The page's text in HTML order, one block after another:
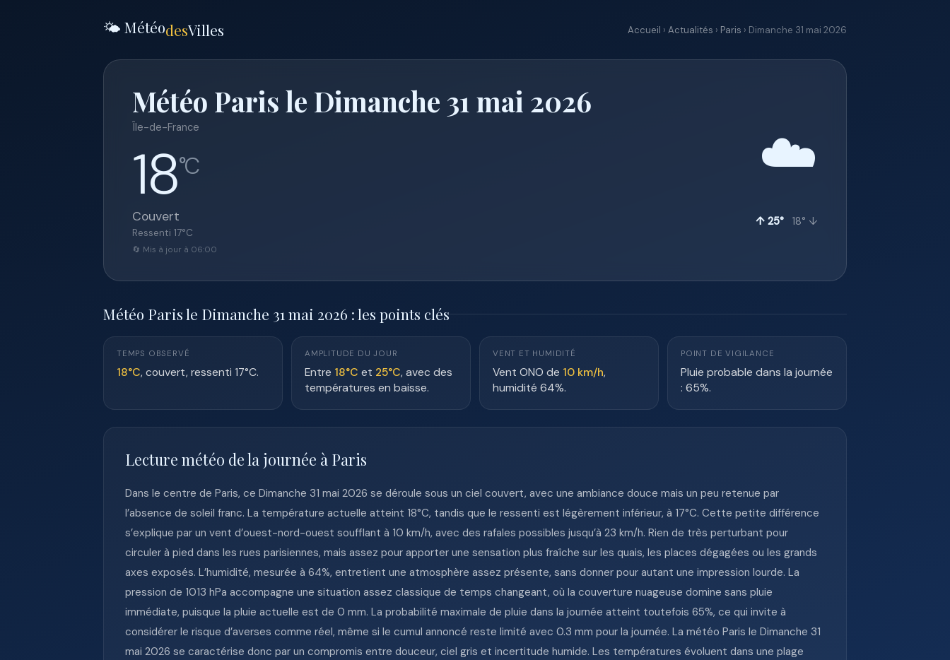
🌤️ MétéodesVilles Accueil › Actualités › Paris › Dimanche 31 mai 2026
Météo Paris le Dimanche 31 mai 2026
Île-de-France
18°C
Couvert
Ressenti 17°C
🔄 Mis à jour à 06:00
☁️
↑ 25° 18° ↓
Météo Paris le Dimanche 31 mai 2026 : les points clés
TEMPS OBSERVÉ
18°C, couvert, ressenti 17°C.
AMPLITUDE DU JOUR
Entre 18°C et 25°C, avec des
températures en baisse.
VENT ET HUMIDITÉ
Vent ONO de 10 km/h,
humidité 64%.
POINT DE VIGILANCE
Pluie probable dans la journée
: 65%.
Lecture météo de la journée à Paris
Dans le centre de Paris, ce Dimanche 31 mai 2026 se déroule sous un ciel couvert, avec une ambiance douce mais un peu retenue par
l’absence de soleil franc. La température actuelle atteint 18°C, tandis que le ressenti est légèrement inférieur, à 17°C. Cette petite différence
s’explique par un vent d’ouest-nord-ouest soufflant à 10 km/h, avec des rafales possibles jusqu’à 23 km/h. Rien de très perturbant pour
circuler à pied dans les rues parisiennes, mais assez pour apporter une sensation plus fraîche sur les quais, les places dégagées ou les grands
axes exposés. L’humidité, mesurée à 64%, entretient une atmosphère assez présente, sans donner pour autant une impression lourde. La
pression de 1013 hPa accompagne une situation assez classique de temps changeant, où la couverture nuageuse domine sans pluie
immédiate, puisque la pluie actuelle est de 0 mm. La probabilité maximale de pluie dans la journée atteint toutefois 65%, ce qui invite à
considérer le risque d’averses comme réel, même si le cumul annoncé reste limité avec 0.3 mm pour la journée. La météo Paris le Dimanche 31
mai 2026 se caractérise donc par un compromis entre douceur, ciel gris et incertitude humide. Les températures évoluent dans une plage